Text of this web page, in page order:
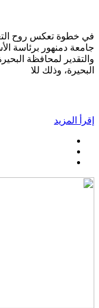
في خطوة تعكس روح
جامعة دمنهور برئاسة
والتقدير لمحافظة
البحيرة، وذلك للا
إقرأ المزيد